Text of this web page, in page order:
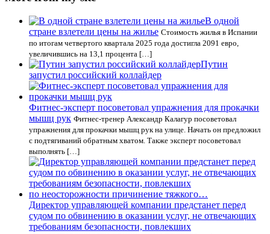
В одной
стране взлетели цены на жилье Стоимость жилья в Испании
по итогам четвертого квартала 2025 года достигла 2091 евро,
увеличившись на 13,1 процента […]
Путин
запустил российский коллайдер
Фитнес-эксперт посоветовал упражнения для прокачки
мышц рук Фитнес-тренер Александр Калагур посоветовал
упражнения для прокачки мышц рук на улице. Начать он предложил
с подтягиваний обратным хватом. Также эксперт посоветовал
выполнять […]
Директор управляющей компании предстанет перед
судом по обвинению в оказании услуг, не отвечающих
требованиям безопасности, повлекших